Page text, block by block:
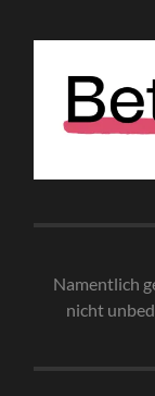
Namentlich
nicht